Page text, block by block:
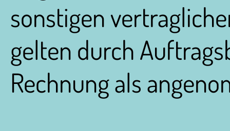
sonstigen
gelten durch
Rechnung als